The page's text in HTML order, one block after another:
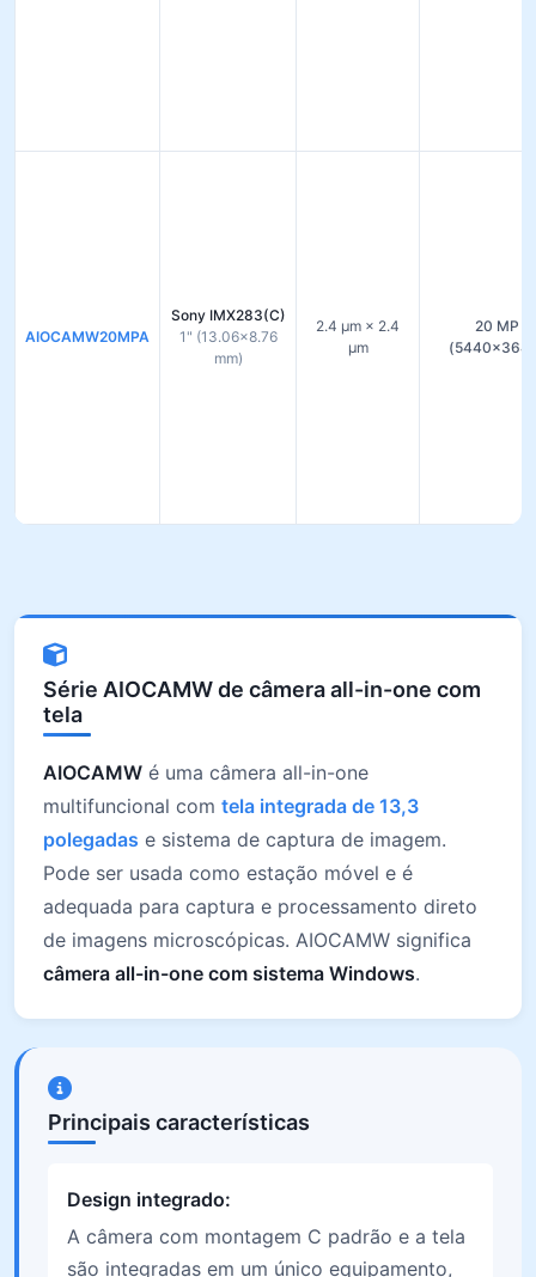
AIOCAMW20MPA
Sony IMX283(C)
1" (13.06×8.76
mm)
2.4 µm × 2.4
µm
20 MP
Série AIOCAMW de câmera all-in-one com
tela
AIOCAMW é uma câmera all-in-one
multifuncional com tela integrada de 13,3
polegadas e sistema de captura de imagem.
Pode ser usada como estação móvel e é
adequada para captura e processamento direto
de imagens microscópicas. AIOCAMW significa
câmera all-in-one com sistema Windows.
Principais características
Design integrado:
A câmera com montagem C padrão e a tela
são integradas em um único equipamento,